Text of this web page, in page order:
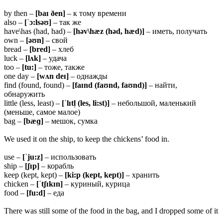
by then – [baɪ ðen] – к тому времени
also – [ˈɔ:lsəʊ] – так же
have\has (had, had) – [həv\hæz (həd, hæd)] – иметь, получать
own – [əʊn] – свой
bread – [bred] – хлеб
luck – [lʌk] – удача
too – [tu:] – тоже, также
one day – [wʌn deɪ] – однажды
find (found, found) – [faɪnd (faʊnd, faʊnd)] – найти,
обнаружить
little (less, least) – [ˈlɪtl̩ (les, li:st)] – небольшой, маленький
(меньше, самое малое)
bag – [bæɡ] – мешок, сумка
We used it on the ship, to keep the chickens’ food in.
use – [ˈju:z] – использовать
ship – [ʃɪp] – корабль
keep (kept, kept) – [ki:p (kept, kept)] – хранить
chicken – [ˈtʃɪkɪn] – куриный, курица
food – [fu:d] – еда
There was still some of the food in the bag, and I dropped some of it